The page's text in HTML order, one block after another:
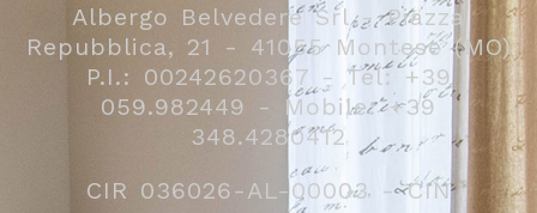
Albergo Belvedere Srl - Piazza
Repubblica, 21 - 41055 Montese (MO)
P.I.: 00242620367 - Tel: +39
059.982449 - Mobile: +39
348.4280412
CIR 036026-AL-00003 - CIN